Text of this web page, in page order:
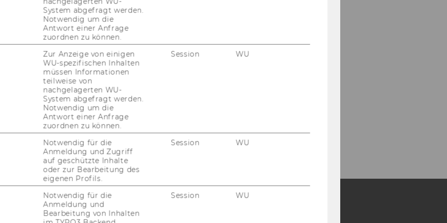
Salon Im­pact(
wir be­rich­
Odeon-​Theater in Wien wur­den zehn
in­spi­rie­ren­de TED-​Talks vor­ge­tra­gen.
in der Adria, ein Kind, das eine
Geld­ver­die­nen die Welt nicht ret­ten
wurde mit vier künst­le­ri­schen Auf­trit­ten
und ar­tis­ti­schen Dar­bie­tun­gen,
Video gibt es nun
hier im Blog­post
NewsletterBluesky
System abgefragt werden.
Notwendig um die
Antwort einer Anfrage
zuordnen zu können.
Zur Anzeige von einigen
WU-spezifischen Inhalten
müssen Informationen
teilweise von
nachgelagerten WU-
System abgefragt werden.
Notwendig um die
Antwort einer Anfrage
zuordnen zu können.
Session WU
Notwendig für die
Anmeldung und Zugriff
auf geschützte Inhalte
oder zur Bearbeitung des
eigenen Profils.
Session WU
Notwendig für die
Anmeldung und
Bearbeitung von Inhalten
Session WU